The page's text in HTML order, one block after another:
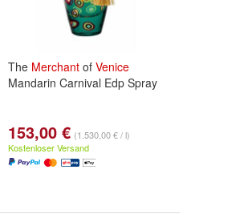
The Merchant of Venice
Mandarin Carnival Edp Spray
153,00 € (1.530,00 € / l)
Kostenloser Versand